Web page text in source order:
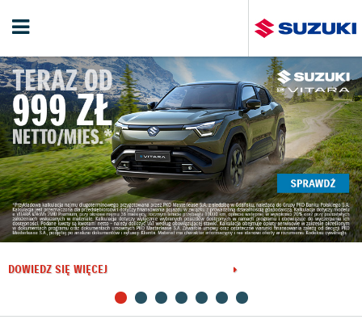
DOWIEDZ SIĘ WIĘCEJ